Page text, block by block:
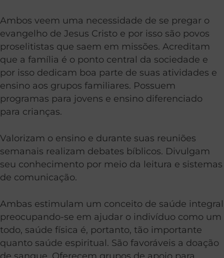
Ambos veem uma necessidade de se pregar o
evangelho de Jesus Cristo e por isso são povos
proselitistas que saem em missões. Acreditam
que a família é o ponto central da sociedade e
por isso dedicam boa parte de suas atividades e
ensino aos grupos familiares. Possuem
programas para jovens e ensino diferenciado
para crianças.
Valorizam o ensino e durante suas reuniões
semanais realizam debates bíblicos. Divulgam
seu conhecimento por meio da leitura e sistemas
de comunicação.
Ambas estimulam um conceito de saúde integral
preocupando-se em ajudar o indivíduo como um
todo, saúde física é, portanto, tão importante
quanto saúde espiritual. São favoráveis a doação
de sangue. Oferecem grupos de apoio para